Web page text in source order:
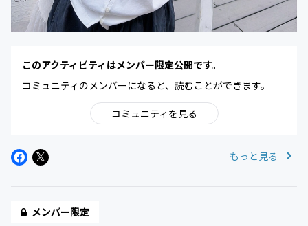
このアクティビティはメンバー限定公開です。
コミュニティのメンバーになると、読むことができます。
コミュニティを見る
もっと見る
メンバー限定